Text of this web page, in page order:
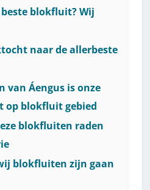
blokfluit? Wij
naar de allerbeste
van Áengus is onze
op blokfluit gebied
blokfluiten raden
blokfluiten zijn gaan